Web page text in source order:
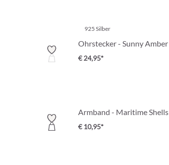
925 Silber
Ohrstecker - Sunny Amber
€ 24,95*
Armband - Maritime Shells
€ 10,95*